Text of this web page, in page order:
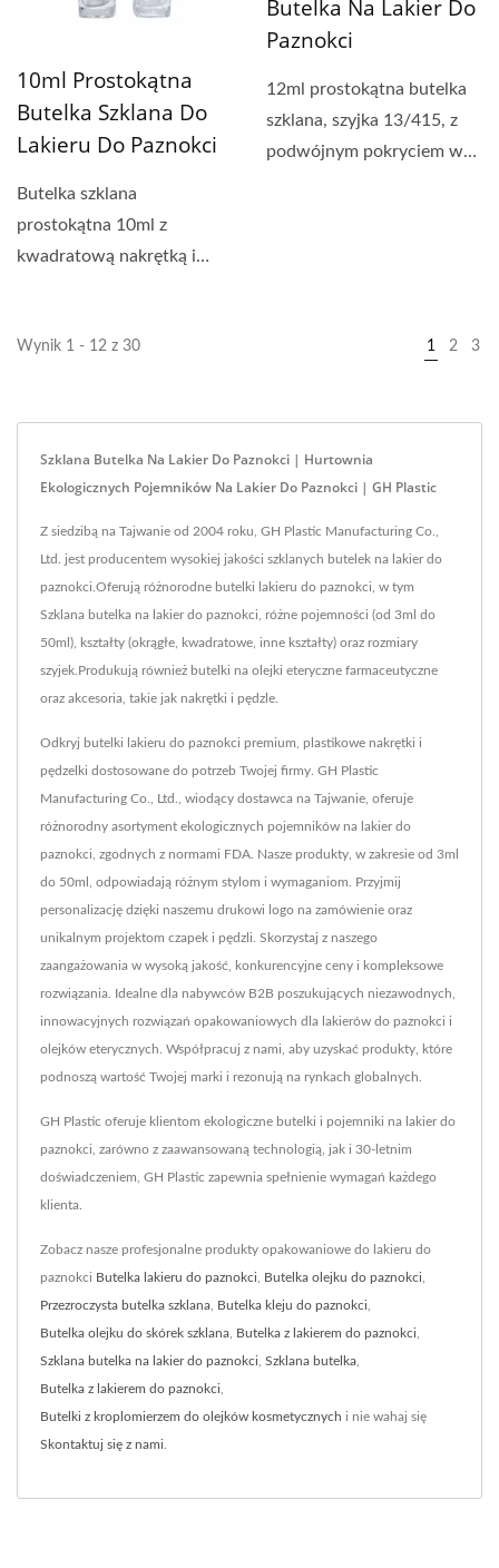
10ml Prostokątna
Butelka Szklana Do
Lakieru Do Paznokci
Butelka szklana
prostokątna 10ml z
kwadratową nakrętką i
Butelka Na Lakier Do
Paznokci
12ml prostokątna butelka
szklana, szyjka 13/415, z
podwójnym pokryciem w
Wynik 1 - 12 z 30 1 2 3
Szklana Butelka Na Lakier Do Paznokci | Hurtownia
Ekologicznych Pojemników Na Lakier Do Paznokci | GH Plastic
Z siedzibą na Tajwanie od 2004 roku, GH Plastic Manufacturing Co.,
Ltd. jest producentem wysokiej jakości szklanych butelek na lakier do
paznokci.Oferują różnorodne butelki lakieru do paznokci, w tym
Szklana butelka na lakier do paznokci, różne pojemności (od 3ml do
50ml), kształty (okrągłe, kwadratowe, inne kształty) oraz rozmiary
szyjek.Produkują również butelki na olejki eteryczne farmaceutyczne
oraz akcesoria, takie jak nakrętki i pędzle.
Odkryj butelki lakieru do paznokci premium, plastikowe nakrętki i
pędzelki dostosowane do potrzeb Twojej firmy. GH Plastic
Manufacturing Co., Ltd., wiodący dostawca na Tajwanie, oferuje
różnorodny asortyment ekologicznych pojemników na lakier do
paznokci, zgodnych z normami FDA. Nasze produkty, w zakresie od 3ml
do 50ml, odpowiadają różnym stylom i wymaganiom. Przyjmij
personalizację dzięki naszemu drukowi logo na zamówienie oraz
unikalnym projektom czapek i pędzli. Skorzystaj z naszego
zaangażowania w wysoką jakość, konkurencyjne ceny i kompleksowe
rozwiązania. Idealne dla nabywców B2B poszukujących niezawodnych,
innowacyjnych rozwiązań opakowaniowych dla lakierów do paznokci i
olejków eterycznych. Współpracuj z nami, aby uzyskać produkty, które
podnoszą wartość Twojej marki i rezonują na rynkach globalnych.
GH Plastic oferuje klientom ekologiczne butelki i pojemniki na lakier do
paznokci, zarówno z zaawansowaną technologią, jak i 30-letnim
doświadczeniem, GH Plastic zapewnia spełnienie wymagań każdego
klienta.
Zobacz nasze profesjonalne produkty opakowaniowe do lakieru do
paznokci Butelka lakieru do paznokci Butelka olejku do paznokci
Przezroczysta butelka szklana Butelka kleju do paznokci
Butelka olejku do skórek szklana Butelka z lakierem do paznokci
Szklana butelka na lakier do paznokci Szklana butelka
Butelka z lakierem do paznokci
Butelki z kroplomierzem do olejków kosmetycznych i nie wahaj się
Skontaktuj się z nami